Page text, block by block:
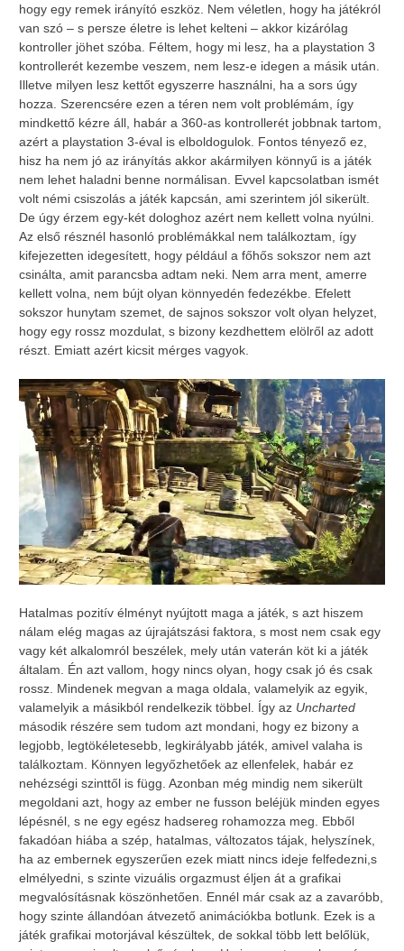
hogy egy remek irányító eszköz. Nem véletlen, hogy ha játékról
van szó – s persze életre is lehet kelteni – akkor kizárólag
kontroller jöhet szóba. Féltem, hogy mi lesz, ha a playstation 3
kontrollerét kezembe veszem, nem lesz-e idegen a másik után.
Illetve milyen lesz kettőt egyszerre használni, ha a sors úgy
hozza. Szerencsére ezen a téren nem volt problémám, így
mindkettő kézre áll, habár a 360-as kontrollerét jobbnak tartom,
azért a playstation 3-éval is elboldogulok. Fontos tényező ez,
hisz ha nem jó az irányítás akkor akármilyen könnyű is a játék
nem lehet haladni benne normálisan. Evvel kapcsolatban ismét
volt némi csiszolás a játék kapcsán, ami szerintem jól sikerült.
De úgy érzem egy-két dologhoz azért nem kellett volna nyúlni.
Az első résznél hasonló problémákkal nem találkoztam, így
kifejezetten idegesített, hogy például a főhős sokszor nem azt
csinálta, amit parancsba adtam neki. Nem arra ment, amerre
kellett volna, nem bújt olyan könnyedén fedezékbe. Efelett
sokszor hunytam szemet, de sajnos sokszor volt olyan helyzet,
hogy egy rossz mozdulat, s bizony kezdhettem elölről az adott
részt. Emiatt azért kicsit mérges vagyok.
Hatalmas pozitív élményt nyújtott maga a játék, s azt hiszem
nálam elég magas az újrajátszási faktora, s most nem csak egy
vagy két alkalomról beszélek, mely után vaterán köt ki a játék
általam. Én azt vallom, hogy nincs olyan, hogy csak jó és csak
rossz. Mindenek megvan a maga oldala, valamelyik az egyik,
valamelyik a másikból rendelkezik többel. Így az Uncharted
második részére sem tudom azt mondani, hogy ez bizony a
legjobb, legtökéletesebb, legkirályabb játék, amivel valaha is
találkoztam. Könnyen legyőzhetőek az ellenfelek, habár ez
nehézségi szinttől is függ. Azonban még mindig nem sikerült
megoldani azt, hogy az ember ne fusson beléjük minden egyes
lépésnél, s ne egy egész hadsereg rohamozza meg. Ebből
fakadóan hiába a szép, hatalmas, változatos tájak, helyszínek,
ha az embernek egyszerűen ezek miatt nincs ideje felfedezni,s
elmélyedni, s szinte vizuális orgazmust éljen át a grafikai
megvalósításnak köszönhetően. Ennél már csak az a zavaróbb,
hogy szinte állandóan átvezető animációkba botlunk. Ezek is a
játék grafikai motorjával készültek, de sokkal több lett belőlük,